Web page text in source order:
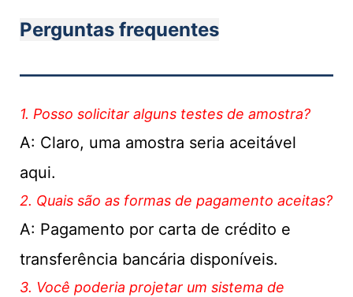
Perguntas frequentes
1. Posso solicitar alguns testes de amostra?
A: Claro, uma amostra seria aceitável
aqui.
2. Quais são as formas de pagamento aceitas?
A: Pagamento por carta de crédito e
transferência bancária disponíveis.
3. Você poderia projetar um sistema de